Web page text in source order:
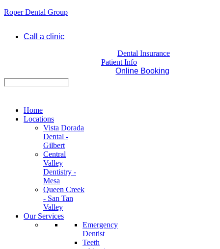
Roper Dental Group
Call a clinic
Dental Insurance
Patient Info
Online Booking
Home
Locations
Vista Dorada
Dental -
Gilbert
Central
Valley
Dentistry -
Mesa
Queen Creek
- San Tan
Valley
Our Services
Emergency
Dentist
Teeth